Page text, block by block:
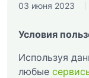
03 июня 2023
Условия
Используя
любые